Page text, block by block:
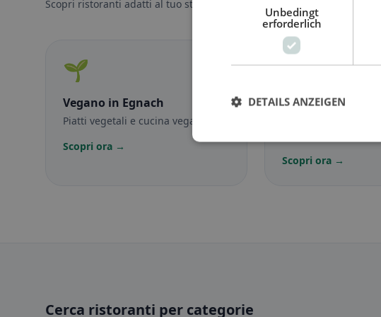
Scopri ristoranti adatti al tuo stile alimentare.
🌱
Vegano in Egnach
Piatti vegetali e cucina vegana
Scopri ora →
🥕
Vegetariano
Scopri ora →
Cerca ristoranti per categorie
Unbedingt
erforderlich
DETAILS ANZEIGEN